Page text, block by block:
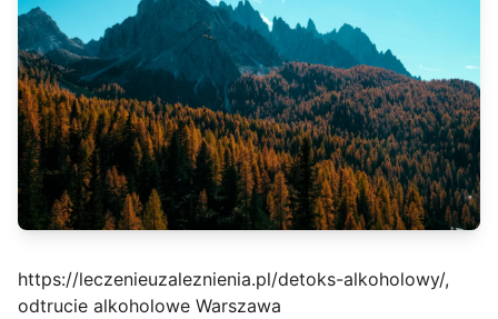
https://leczenieuzaleznienia.pl/detoks-alkoholowy/,
odtrucie alkoholowe Warszawa